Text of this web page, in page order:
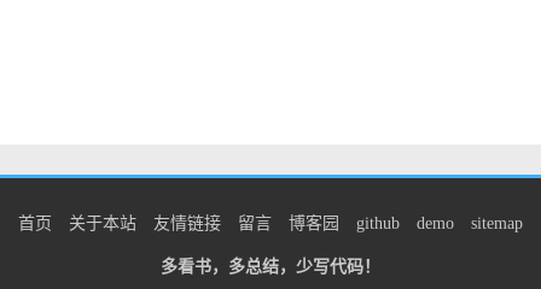
首页 关于本站 友情链接 留言 博客园 github demo sitemap
多看书，多总结，少写代码！